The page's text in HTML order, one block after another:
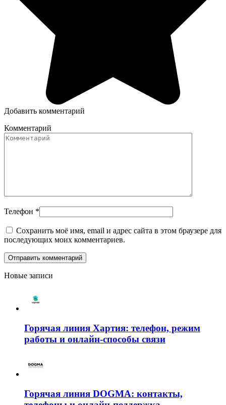
Добавить комментарий
Комментарий
Телефон *
Сохранить моё имя, email и адрес сайта в этом браузере для
последующих моих комментариев.
Новые записи
Горячая линия Хартия: телефон, режим
работы и онлайн-способы связи
Горячая линия DOGMA: контакты,